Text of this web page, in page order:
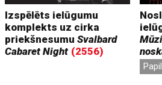
Izspēlēts ielūgumu
komplekts uz cirka
priekšnesumuSvalbard
Cabaret Night (2556)